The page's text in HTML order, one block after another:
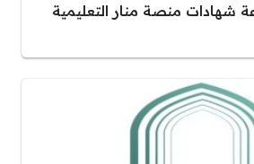
شهادات منصة منار التعليمية